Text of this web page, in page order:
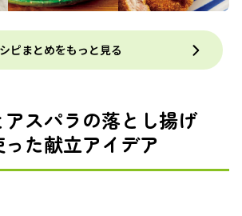
ピまとめをもっと見る
アスパラの落とし揚げ
った献立アイデア